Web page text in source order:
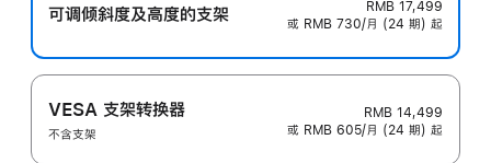
可调倾斜度及高‍度的支‍架
RMB 17,499
或 RMB 730/月 (24 期) 起
VESA 支架转换器
不含支架
RMB 14,499
或 RMB 605/月 (24 期) 起